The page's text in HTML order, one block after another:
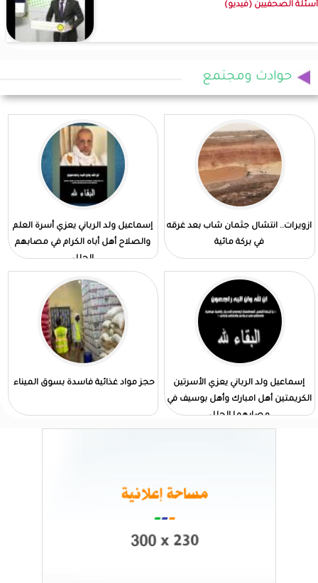
أسئلة الصحفيين (فيديو)
حوادث ومجتمع
ازويرات.. انتشال جثمان شاب بعد غرقه
في بركة مائية
إسماعيل ولد الرباني يعزي أسرة العلم
والصلاح أهل أباه الكرام في مصابهم
الجلل
إسماعيل ولد الرباني يعزي الأسرتين
الكريمتين أهل امبارك وأهل بوسيف في
مصابهما الجلل
حجز مواد غذائية فاسدة بسوق الميناء